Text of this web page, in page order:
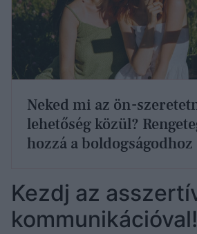
Neked mi az ön-
lehetőség közül?
hozzá a boldogságodhoz
Kezdj az
kommunikációval!